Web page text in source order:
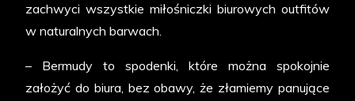
zachwyci wszystkie miłośniczki biurowych outfitów
w naturalnych barwach.
– Bermudy to spodenki, które można spokojnie
założyć do biura, bez obawy, że złamiemy panujące